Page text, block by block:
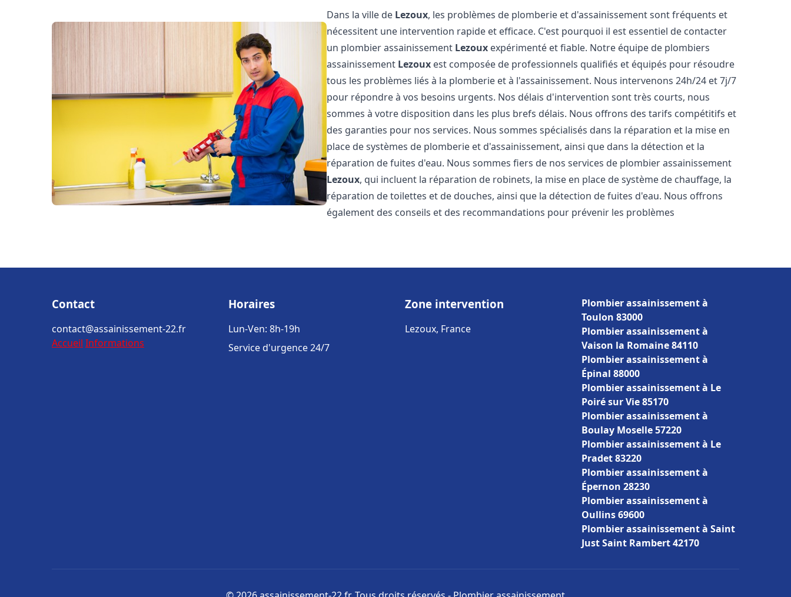
Dans la ville de Lezoux, les problèmes de plomberie et d'assainissement sont fréquents et
nécessitent une intervention rapide et efficace. C'est pourquoi il est essentiel de contacter
un plombier assainissement Lezoux expérimenté et fiable. Notre équipe de plombiers
assainissement Lezoux est composée de professionnels qualifiés et équipés pour résoudre
tous les problèmes liés à la plomberie et à l'assainissement. Nous intervenons 24h/24 et 7j/7
pour répondre à vos besoins urgents. Nos délais d'intervention sont très courts, nous
sommes à votre disposition dans les plus brefs délais. Nous offrons des tarifs compétitifs et
des garanties pour nos services. Nous sommes spécialisés dans la réparation et la mise en
place de systèmes de plomberie et d'assainissement, ainsi que dans la détection et la
réparation de fuites d'eau. Nous sommes fiers de nos services de plombier assainissement
Lezoux, qui incluent la réparation de robinets, la mise en place de système de chauffage, la
réparation de toilettes et de douches, ainsi que la détection de fuites d'eau. Nous offrons
également des conseils et des recommandations pour prévenir les problèmes
Contact
contact@assainissement-22.fr
Accueil Informations
Horaires
Lun-Ven: 8h-19h
Service d'urgence 24/7
Zone intervention
Lezoux, France
Plombier assainissement à
Toulon 83000
Plombier assainissement à
Vaison la Romaine 84110
Plombier assainissement à
Épinal 88000
Plombier assainissement à Le
Poiré sur Vie 85170
Plombier assainissement à
Boulay Moselle 57220
Plombier assainissement à Le
Pradet 83220
Plombier assainissement à
Épernon 28230
Plombier assainissement à
Oullins 69600
Plombier assainissement à Saint
Just Saint Rambert 42170